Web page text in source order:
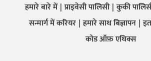
हमारे बारे में प्राइवेसी पालिसी कुकी
सन्मार्ग में करियर हमारे साथ बिज्ञापन
कोड ऑफ़ एथिक्स